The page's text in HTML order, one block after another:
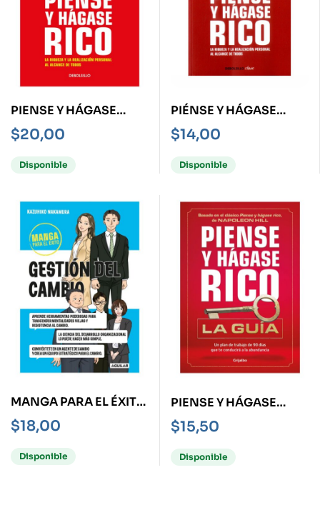
PIENSE Y HÁGASE
RICO -EDICIÓN
ORIGINAL-
$20,00
Disponible
PIÉNSE Y HÁGASE
RICO
$14,00
Disponible
MANGA PARA EL ÉXITO
-GESTIÓN DE CAMBIO-
$18,00
Disponible
PIENSE Y HÁGASE
RICO -LA GUÍA-
$15,50
Disponible